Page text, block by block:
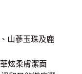
山蔘玉珠及鹿
炫柔膚潔面